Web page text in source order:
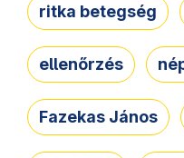
ritka betegség
ellenőrzés
Fazekas János